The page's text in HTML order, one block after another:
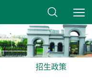
招生政策